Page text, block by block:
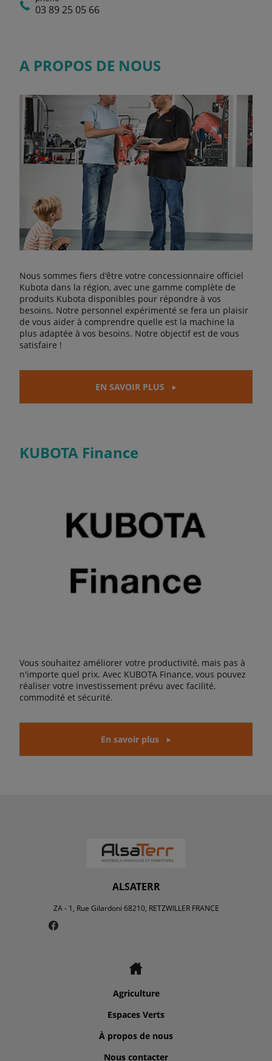
03 89 25 05 66
A PROPOS DE NOUS
Nous sommes fiers d'être votre concessionnaire officiel
Kubota dans la région, avec une gamme complète de
produits Kubota disponibles pour répondre à vos
besoins. Notre personnel expérimenté se fera un plaisir
de vous aider à comprendre quelle est la machine la
plus adaptée à vos besoins. Notre objectif est de vous
satisfaire !
EN SAVOIR PLUS
KUBOTA Finance
Vous souhaitez améliorer votre productivité, mais pas à
n'importe quel prix. Avec KUBOTA Finance, vous pouvez
réaliser votre investissement prévu avec facilité,
commodité et sécurité.
En savoir plus
ALSATERR
ZA - 1, Rue Gilardoni 68210, RETZWILLER FRANCE
Agriculture
Espaces Verts
À propos de nous
Nous contacter